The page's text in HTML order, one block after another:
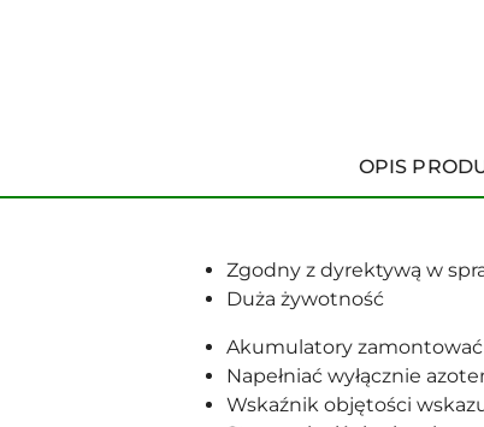
OPIS
Zgodny z dyrektywą w
Duża żywotność
Akumulatory
Napełniać wyłącznie
Wskaźnik objętości